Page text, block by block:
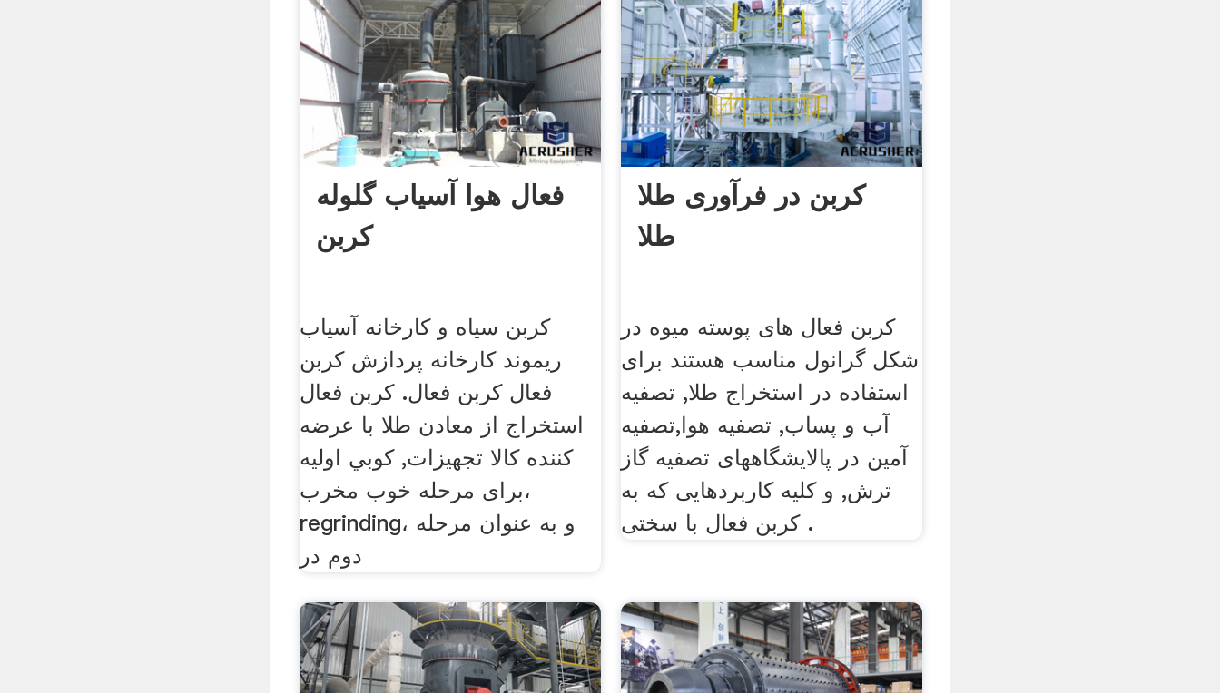
فعال هوا آسیاب گلوله
کربن
کربن سیاه و کارخانه آسیاب
ریموند کارخانه پردازش کربن
فعال کربن فعال. کربن فعال
استخراج از معادن طلا با عرضه
کننده کالا تجهیزات, كوبي اولیه
برای مرحله خوب مخرب،
regrinding، و به عنوان مرحله
دوم در
کربن در فرآوری طلا
طلا
کربن فعال های پوسته میوه در
شکل گرانول مناسب هستند برای
استفاده در استخراج طلا, تصفیه
آب و پساب, تصفیه هوا,تصفیه
آمین در پالایشگاههای تصفیه گاز
ترش, و کلیه کاربردهایی که به
کربن فعال با سختی .